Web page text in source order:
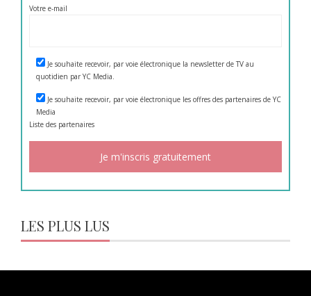
Votre e-mail
Je souhaite recevoir, par voie électronique la newsletter de TV au
quotidien par YC Media.
Je souhaite recevoir, par voie électronique les offres des partenaires de YC
Media
Liste des partenaires
LES PLUS LUS